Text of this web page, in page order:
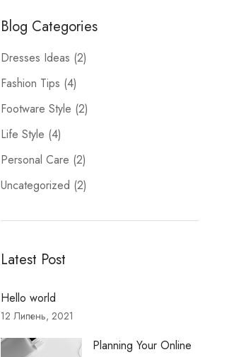
Blog Categories
Dresses Ideas (2)
Fashion Tips (4)
Footware Style (2)
Life Style (4)
Personal Care (2)
Uncategorized (2)
Latest Post
Hello world
12 Липень, 2021
Planning Your Online